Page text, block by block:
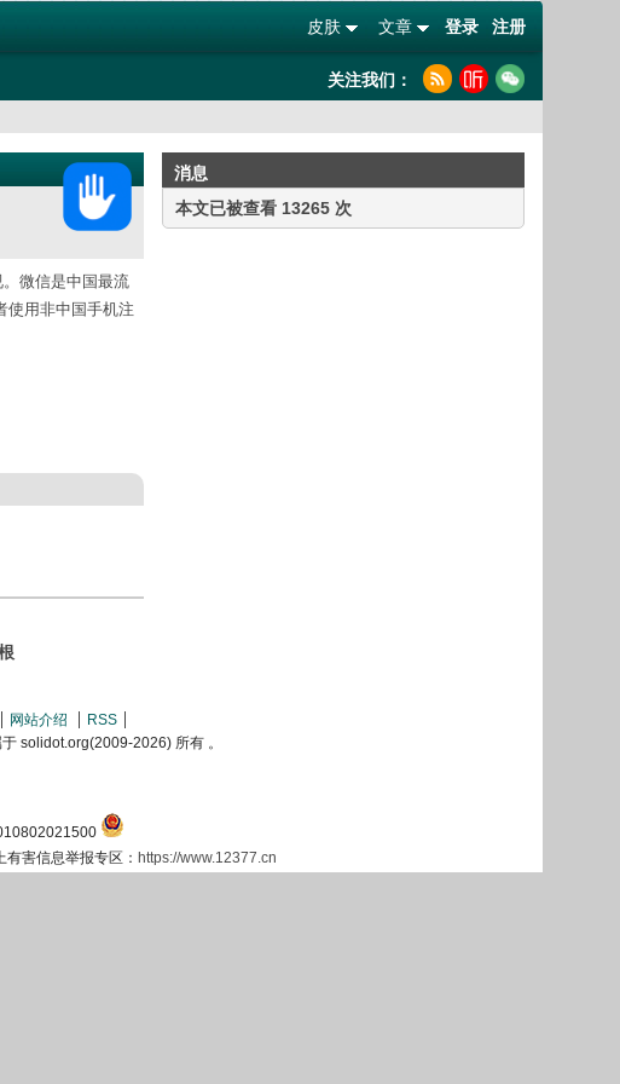
登录 注册
文章
皮肤
关注我们：
消息
本文已被查看 13265 次
微信是中国最流
使用非中国手机注
网站介绍
RSS
solidot.org(2009-2026) 所有 。
害信息举报专区： https://www.12377.cn